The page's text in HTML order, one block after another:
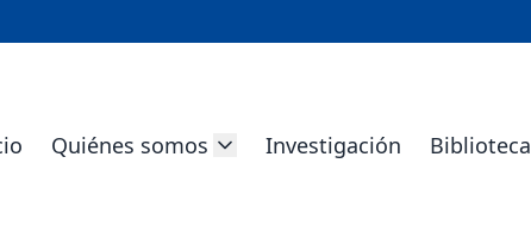
Quiénes somos Investigación Biblioteca